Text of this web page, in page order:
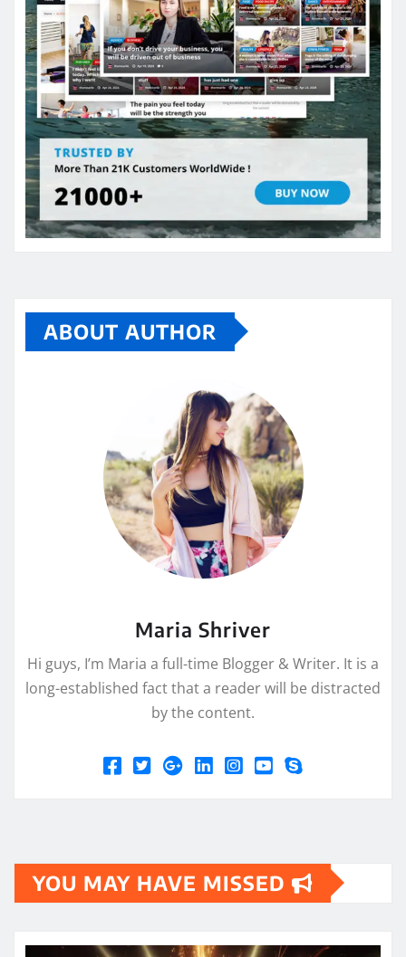
ABOUT AUTHOR
Maria Shriver
Hi guys, I’m Maria a full-time Blogger & Writer. It is a
long-established fact that a reader will be distracted
by the content.
YOU MAY HAVE MISSED